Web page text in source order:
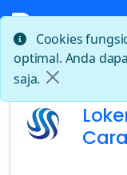
Beranda Loker
Cookies
optimal. Anda
saja.